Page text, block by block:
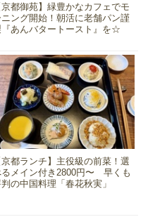
京都御苑】緑豊かなカフェでモ
ニング開始！朝活に老舗パン謹
『あんバタートースト』を☆
京都ランチ】主役級の前菜！選
るメイン付き2800円〜 早くも
の中国料理「春花秋実」